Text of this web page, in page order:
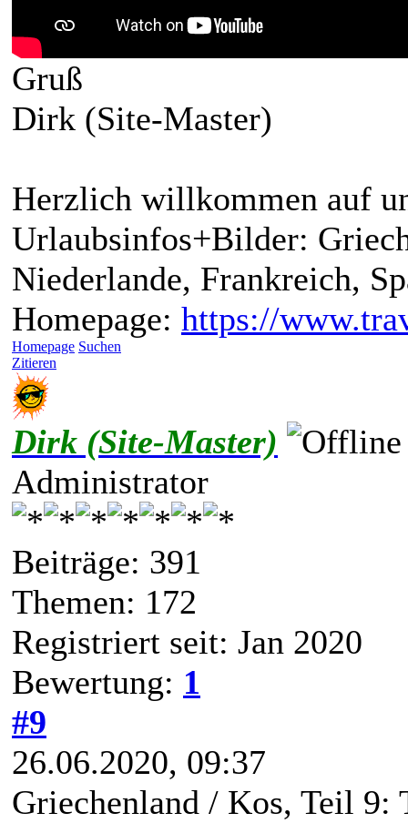
Gruß
Dirk (Site-Master)
Herzlich willkommen auf
Urlaubsinfos+Bilder:
Niederlande, Frankreich,
Homepage: https://
Homepage Suchen
Zitieren
Dirk (Site-Master)
Administrator
Beiträge: 391
Themen: 172
Registriert seit: Jan 2020
Bewertung: 1
#9
26.06.2020, 09:37
Griechenland / Kos, Teil 9: